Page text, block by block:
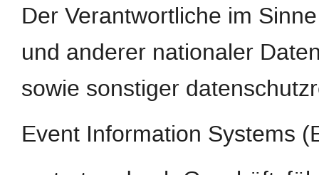
Der Verantwortliche im
und anderer nationaler
sowie sonstiger
Event Information Systems